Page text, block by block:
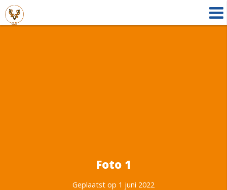
Foto 1
Geplaatst op 1 juni 2022